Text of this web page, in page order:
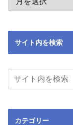
サイト内を検索
カテゴリー